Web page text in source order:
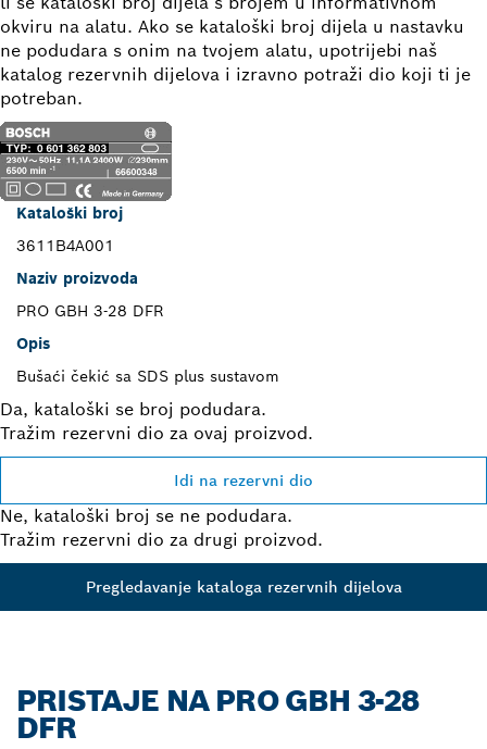
okviru na alatu. Ako se kataloški broj dijela u nastavku
ne podudara s onim na tvojem alatu, upotrijebi naš
katalog rezervnih dijelova i izravno potraži dio koji ti je
potreban.
Kataloški broj
3611B4A001
Naziv proizvoda
PRO GBH 3-28 DFR
Opis
Bušaći čekić sa SDS plus sustavom
Da, kataloški se broj podudara.
Tražim rezervni dio za ovaj proizvod.
Idi na rezervni dio
Ne, kataloški broj se ne podudara.
Tražim rezervni dio za drugi proizvod.
Pregledavanje kataloga rezervnih dijelova
PRISTAJE NA PRO GBH 3-28
DFR